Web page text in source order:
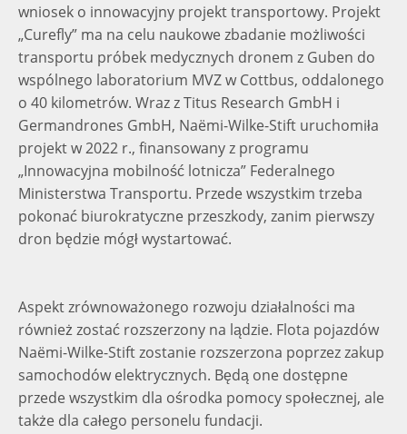
wniosek o innowacyjny projekt transportowy. Projekt
„Curefly” ma na celu naukowe zbadanie możliwości
transportu próbek medycznych dronem z Guben do
wspólnego laboratorium MVZ w Cottbus, oddalonego
o 40 kilometrów. Wraz z Titus Research GmbH i
Germandrones GmbH, Naëmi-Wilke-Stift uruchomiła
projekt w 2022 r., finansowany z programu
„Innowacyjna mobilność lotnicza” Federalnego
Ministerstwa Transportu. Przede wszystkim trzeba
pokonać biurokratyczne przeszkody, zanim pierwszy
dron będzie mógł wystartować.
Aspekt zrównoważonego rozwoju działalności ma
również zostać rozszerzony na lądzie. Flota pojazdów
Naëmi-Wilke-Stift zostanie rozszerzona poprzez zakup
samochodów elektrycznych. Będą one dostępne
przede wszystkim dla ośrodka pomocy społecznej, ale
także dla całego personelu fundacji.